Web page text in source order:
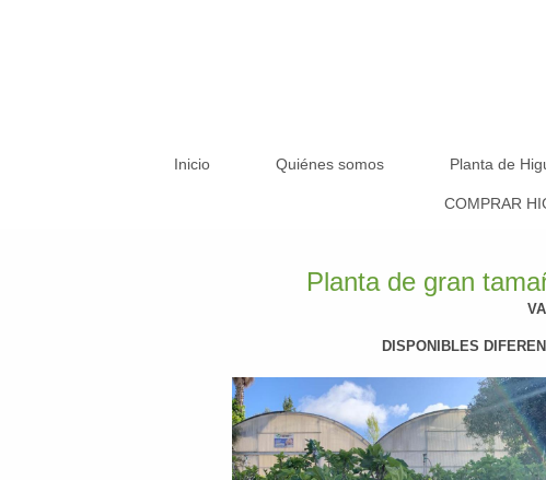
Inicio Quiénes somos Planta de
COMPRAR
Planta de gran
DISPONIBLES